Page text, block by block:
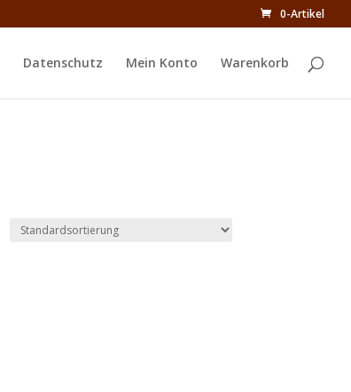
0-Artikel
Datenschutz Mein Konto Warenkorb